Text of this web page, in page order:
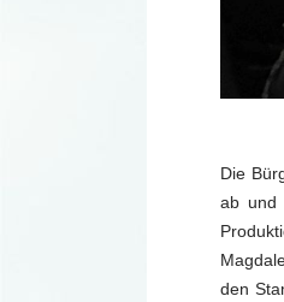
Die
ab und
den